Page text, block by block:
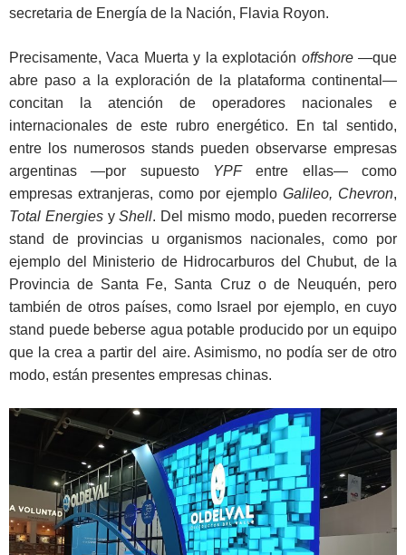
secretaria de Energía de la Nación, Flavia Royon.
Precisamente, Vaca Muerta y la explotación offshore―que
abre paso a la exploración de la plataforma continental―
concitan la atención de operadores nacionales e
internacionales de este rubro energético. En tal sentido,
entre los numerosos stands pueden observarse empresas
argentinas ―por supuesto YPFentre ellas― como
empresas extranjeras, como por ejemplo Galileo, Chevron,
Total EnergiesyShell. Del mismo modo, pueden recorrerse
stand de provincias u organismos nacionales, como por
ejemplo del Ministerio de Hidrocarburos del Chubut, de la
Provincia de Santa Fe, Santa Cruz o de Neuquén, pero
también de otros países, como Israel por ejemplo, en cuyo
stand puede beberse agua potable producido por un equipo
que la crea a partir del aire. Asimismo, no podía ser de otro
modo, están presentes empresas chinas.